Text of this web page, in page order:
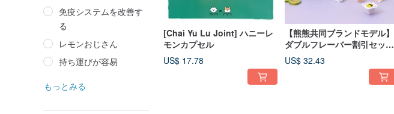
免疫システムを改善す
る
レモンおじさん
持ち運びが容易
もっとみる
[Chai Yu Lu Joint] ハニーレ
モンカプセル
US$ 17.78
【熊熊共同ブランドモデル】
ダブルフレーバー割引セット
（レモンブリック/ハニーレモ
ン）
US$ 32.43